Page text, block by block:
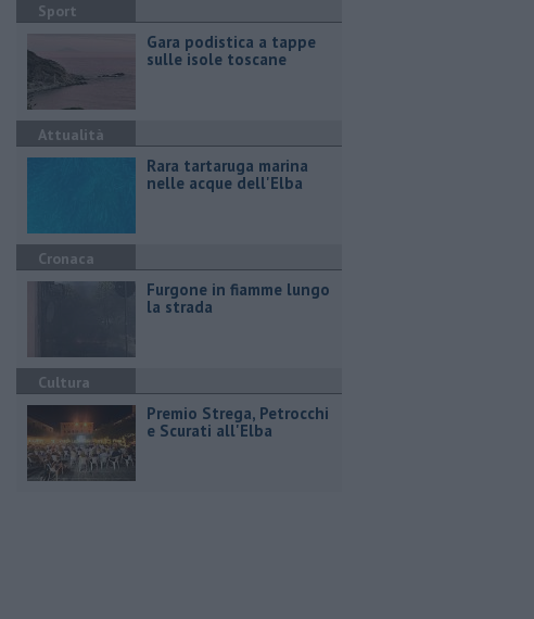
Sport
Gara podistica a tappe
sulle isole toscane
Attualità
Rara tartaruga marina
nelle acque dell'Elba
Cronaca
Furgone in fiamme lungo
la strada
Cultura
Premio Strega, Petrocchi
e Scurati all'Elba